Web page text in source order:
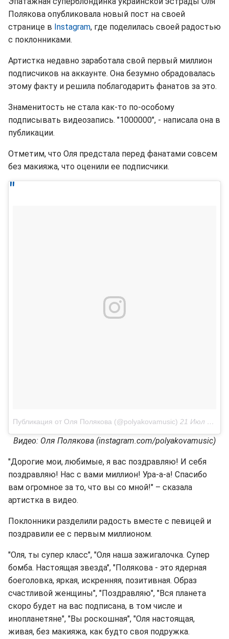
Полякова опубликовала новый пост на своей
странице в Instagram, где поделилась своей радостью
с поклонниками.
Артистка недавно заработала свой первый миллион
подписчиков на аккаунте. Она безумно обрадовалась
этому факту и решила поблагодарить фанатов за это.
Знаменитость не стала как-то по-особому
подписывать видеозапись. "1000000", - написала она в
публикации.
Отметим, что Оля предстала перед фанатами совсем
без макияжа, что оценили ее подписчики.
Публикация от Оля Полякова (@polyakovamusic) 21 Июл 2018 в 12:22 PDT
Видео: Оля Полякова (instagram.com/polyakovamusic)
"Дорогие мои, любимые, я вас поздравляю! И себя
поздравляю! Нас с вами миллион! Ура-а-а! Спасибо
вам огромное за то, что вы со мной!" – сказала
артистка в видео.
Поклонники разделили радость вместе с певицей и
поздравили ее с первым миллионом.
"Оля, ты супер класс", "Оля наша зажигалочка. Супер
бомба. Настоящая звезда", "Полякова - это ядерная
боеголовка, яркая, искренняя, позитивная. Образ
счастливой женщины", "Поздравляю", "Вся планета
скоро будет на вас подписана, в том числе и
инопланетяне", "Вы роскошная", "Оля настоящая,
живая, без макияжа, как будто своя подружка.